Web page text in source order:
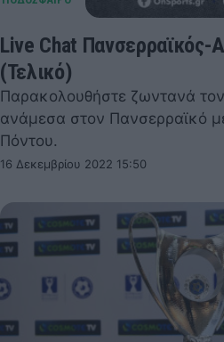
Live Chat
(Τελικό)
Παρακολουθήστε ζωντανά
ανάμεσα στον Πανσερραϊκό
Πόντου.
16 Δεκεμβρίου 2022 15:50